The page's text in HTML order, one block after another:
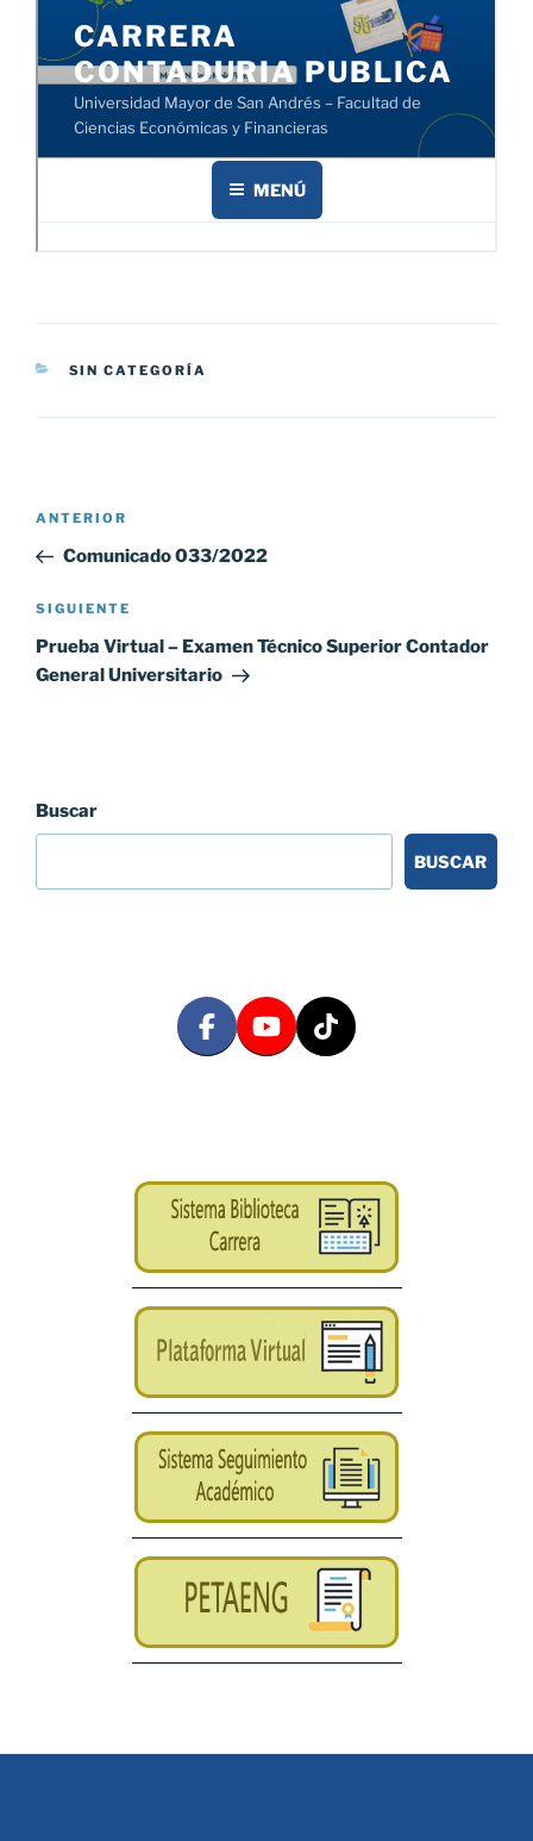
CATEGORÍAS
SIN CATEGORÍA
Navegación
entradas
Entrada
anterior:
ANTERIOR
Comunicado 033/2022
Siguiente
entrada
SIGUIENTE
Prueba Virtual – Examen Técnico Superior Contador
General Universitario
Buscar
BUSCAR